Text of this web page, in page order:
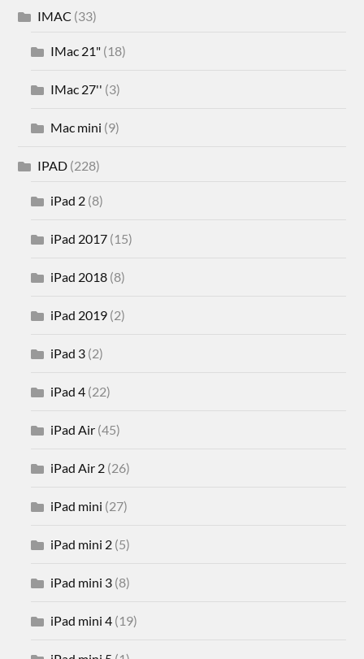
IMAC (33)
IMac 21" (18)
IMac 27'' (3)
Mac mini (9)
IPAD (228)
iPad 2 (8)
iPad 2017 (15)
iPad 2018 (8)
iPad 2019 (2)
iPad 3 (2)
iPad 4 (22)
iPad Air (45)
iPad Air 2 (26)
iPad mini (27)
iPad mini 2 (5)
iPad mini 3 (8)
iPad mini 4 (19)